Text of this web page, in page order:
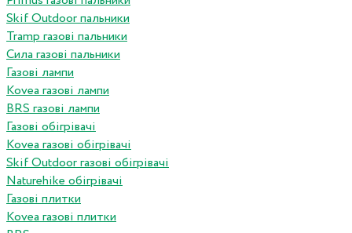
Skif Outdoor пальники
Tramp газові пальники
Сила газові пальники
Газові лампи
Kovea газові лампи
BRS газові лампи
Газові обігрівачі
Kovea газові обігрівачі
Skif Outdoor газові обігрівачі
Naturehike обігрівачі
Газові плитки
Kovea газові плитки